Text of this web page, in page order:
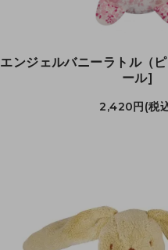
エンジェルバニーラトル（
ール]
2,420円(税